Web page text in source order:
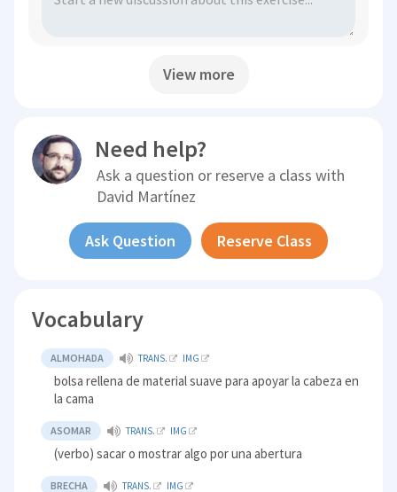
View more
Need help?
Ask a question or reserve a class with
David Martínez
Ask Question Reserve Class
Vocabulary
ALMOHADA TRANS. IMG
bolsa rellena de material suave para apoyar la cabeza en
la cama
ASOMAR TRANS. IMG
(verbo) sacar o mostrar algo por una abertura
BRECHA TRANS. IMG